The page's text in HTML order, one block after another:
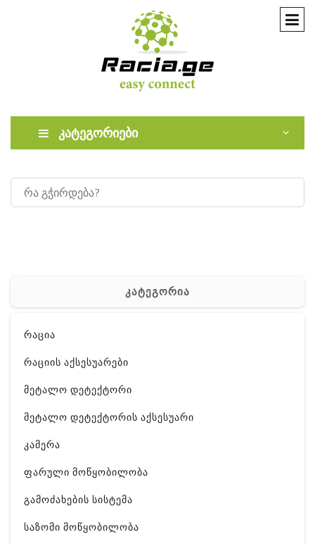
კატეგორიები
კატეგორია
რაცია
რაციის აქსესუარები
მეტალო დეტექტორი
მეტალო დეტექტორის აქსესუარი
კამერა
ფარული მოწყობილობა
გამოძახების სისტემა
საზომი მოწყობილობა